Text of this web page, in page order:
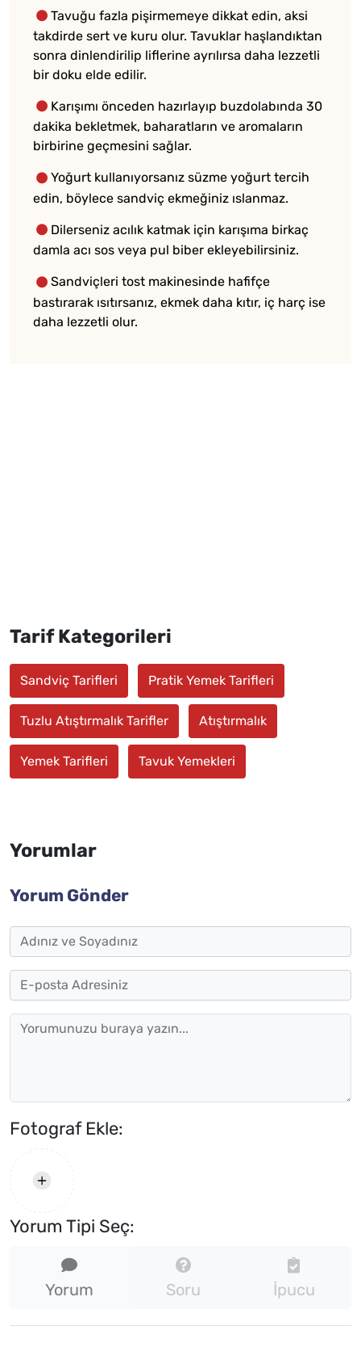
Tavuğu fazla pişirmemeye dikkat edin, aksi
takdirde sert ve kuru olur. Tavuklar haşlandıktan
sonra dinlendirilip liflerine ayrılırsa daha lezzetli
bir doku elde edilir.
Karışımı önceden hazırlayıp buzdolabında 30
dakika bekletmek, baharatların ve aromaların
birbirine geçmesini sağlar.
Yoğurt kullanıyorsanız süzme yoğurt tercih
edin, böylece sandviç ekmeğiniz ıslanmaz.
Dilerseniz acılık katmak için karışıma birkaç
damla acı sos veya pul biber ekleyebilirsiniz.
Sandviçleri tost makinesinde hafifçe
bastırarak ısıtırsanız, ekmek daha kıtır, iç harç ise
daha lezzetli olur.
Tarif Kategorileri
Sandviç Tarifleri Pratik Yemek Tarifleri
Tuzlu Atıştırmalık Tarifler Atıştırmalık
Yemek Tarifleri Tavuk Yemekleri
Yorumlar
Yorum Gönder
Fotograf Ekle:
Yorum Tipi Seç:
Yorum Soru İpucu